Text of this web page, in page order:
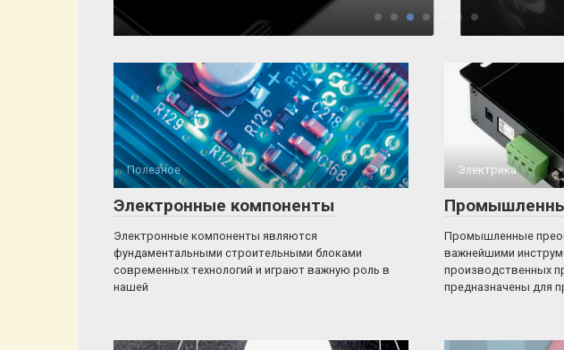
Полезное 0
Электронные компоненты
Электронные компоненты являются
фундаментальными строительными блоками
современных технологий и играют важную роль в
нашей
Электрика
Промышленные
важнейшими
производственных
предназначены для